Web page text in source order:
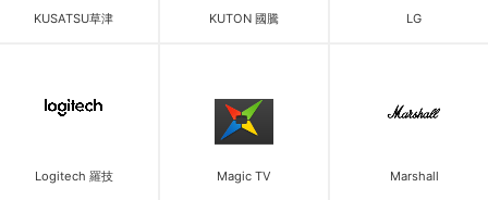
KUSATSU草津 KUTON 國騰 LG
Logitech 羅技 Magic TV Marshall